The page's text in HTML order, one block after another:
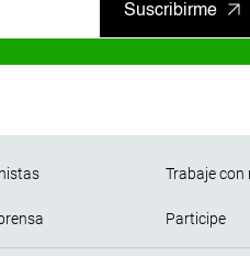
Suscribirme
Trabaje
Participe